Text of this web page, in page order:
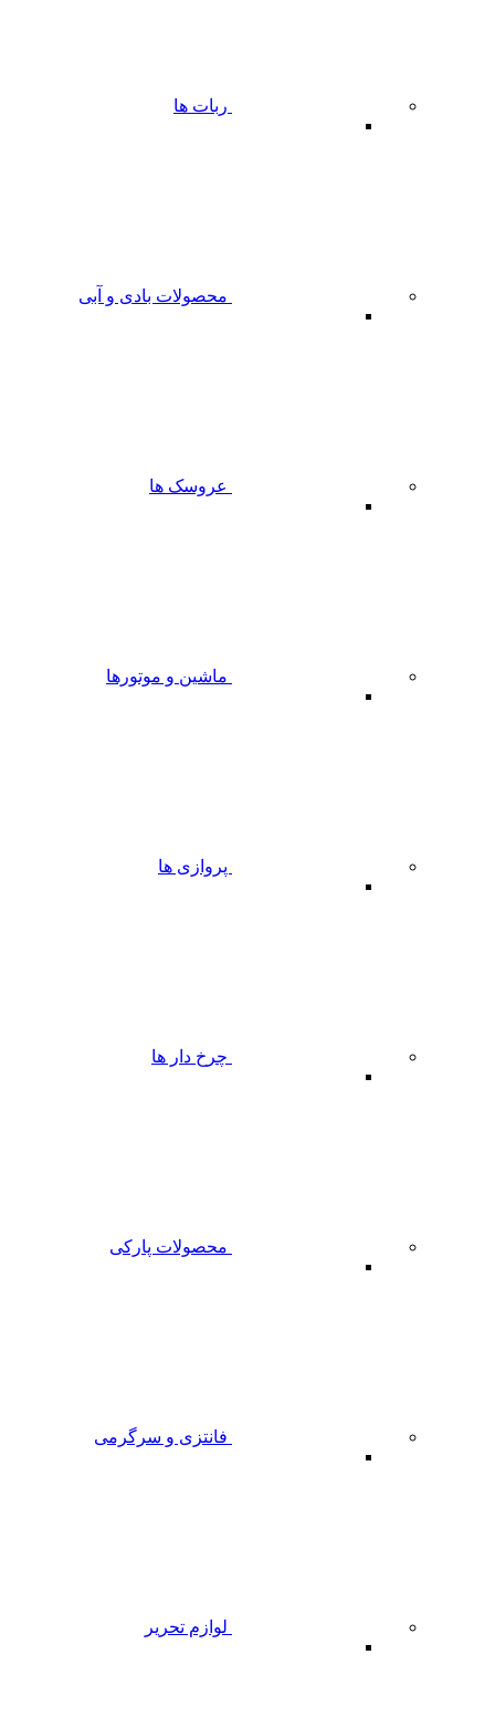
ربات ها
محصولات بادی و آبی
عروسک ها
ماشین و موتورها
پروازی ها
چرخ دار ها
محصولات پارکی
فانتزی و سرگرمی
لوازم تحریر